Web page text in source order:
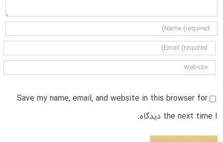
Save my name, email, and website in this browser for
the next time I دیدگاه.